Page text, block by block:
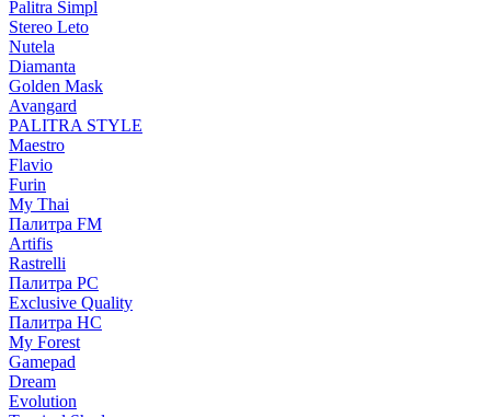
Palitra Simpl
Stereo Leto
Nutela
Diamanta
Golden Mask
Avangard
PALITRA STYLE
Maestro
Flavio
Furin
My Thai
Палитра FM
Artifis
Rastrelli
Палитра PC
Exclusive Quality
Палитра HС
My Forest
Gamepad
Dream
Evolution